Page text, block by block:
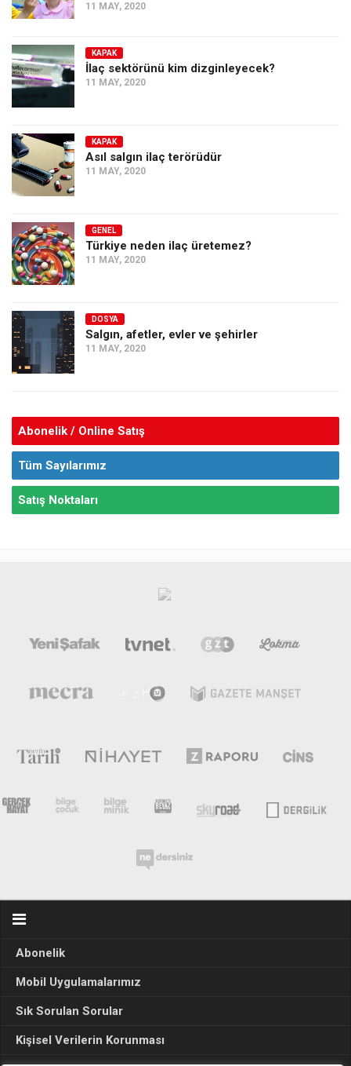
11 MAY, 2020
KAPAK
İlaç sektörünü kim dizginleyecek?
11 MAY, 2020
KAPAK
Asıl salgın ilaç terörüdür
11 MAY, 2020
GENEL
Türkiye neden ilaç üretemez?
11 MAY, 2020
DOSYA
Salgın, afetler, evler ve şehirler
11 MAY, 2020
Abonelik / Online Satış
Tüm Sayılarımız
Satış Noktaları
Abonelik
Mobil Uygulamalarımız
Sık Sorulan Sorular
Kişisel Verilerin Korunması